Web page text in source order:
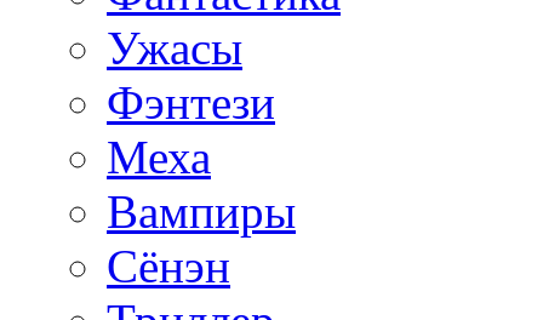
Ужасы
Фэнтези
Меха
Вампиры
Сёнэн